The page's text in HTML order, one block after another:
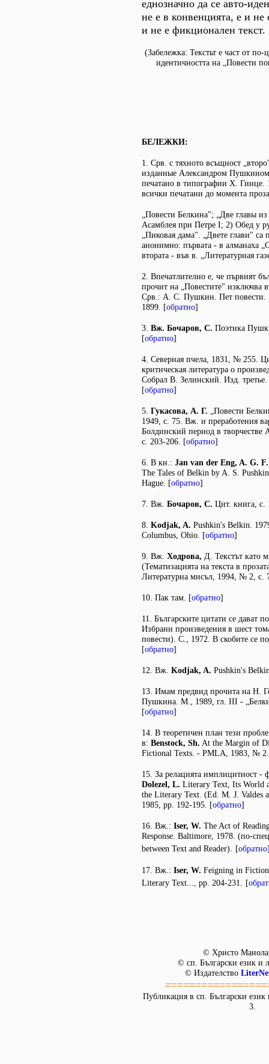
еднозначно да се авто-
не е в конвенцията, е и не
и не е фикционален текст.
(Забележка: Текстьт е част от по-
идентичността на „Повести
БЕЛЕЖКИ:
1. Срв. с тяхното всъщност
изданные Александром
печатано в типографии X. Гинце.
всички печатани до момента
„Повести Белкина"; „Две главы
Асамблея при Петре I; 2) Обед у
„Пиковая дама". „Двете глави" са
анонимно: първата - в алманаха
втората - във в. „Литературная
2. Впечатлително е, че първият
прочит на „Повестите" изключва
Срв.: А. С. Пушкин. Пет повести.
1899. [обратно]
3. Вж. Бочаров, С. Поэтика
[обратно]
4. Северная пчела, 1831, № 255.
критическая литература о
Собрал В. Зелинский. Изд.
[обратно]
5. Гукасова, А. Г. „Повести
1949, с. 75. Вж. и преработения
Болдинский период в
с. 203-206. [обратно]
6. В кн.: Jan van der Eng, A. G.
The Tales of Belkin by A. S.
Hague. [обратно]
7. Вж. Бочаров, С. Цит. книга, с.
8. Kodjak, A. Pushkin's Belkin.
Columbus, Ohio. [обратно]
9. Вж. Ходрова, Д. Текстът като
(Тематизацията на текста в
Литературна мисъл, 1994, № 2, с.
10. Пак там. [обратно]
11. Българските цитати се дават
Избрани произведения в шест
повести). С., 1972. В скобите се
[обратно]
12. Вж. Kodjak, A. Pushkin's
13. Имам предвид прочита на Н.
Пушкина. М., 1989, гл. III -
[обратно]
14. В теоретичен план тези
в: Benstock, Sh. At the Margin of
Fictional Texts. - PMLA, 1983, №
15. За релацията имплицитност -
Dolezel, L. Literary Text, Its World
the Literary Text. (Ed. M. J. Valdes
1985, pp. 192-195. [обратно]
16. Вж.: Iser, W. The Act of
Response. Baltimore, 1978. (по-
between Text and Reader). [обратно
17. Вж.: Iser, W. Feigning in
Literary Text..., pp. 204-231. [
© Христо
© сп. Български език и
© Издателство
Публикация в сп. Български език
3.